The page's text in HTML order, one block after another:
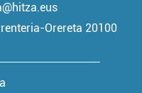
Orereta 20100